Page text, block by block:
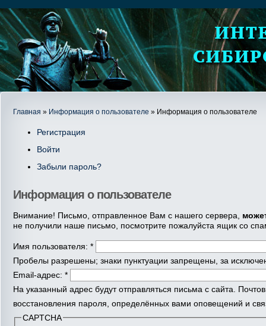
Главная » Информация о пользователе » Информация о пользователе
Регистрация
Войти
Забыли пароль?
Информация о пользователе
Внимание! Письмо, отправленное Вам с нашего сервера,
не получили наше письмо, посмотрите пожалуйста ящик со
Имя пользователя: *
Пробелы разрешены; знаки пунктуации запрещены, за
Email-адрес: *
На указанный адрес будут отправляться письма с сайта.
восстановления пароля, определённых вами оповещений и
CAPTCHA